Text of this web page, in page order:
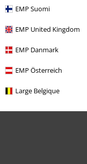
EMP Suomi
EMP United Kingdom
EMP Danmark
EMP Österreich
Large Belgique
Over Large
Partnerprogramma's